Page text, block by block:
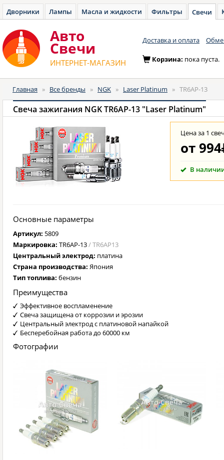
Дворники Лампы Масла и жидкости Фильтры Свечи
Авто
Cвечи
ИНТЕРНЕТ-МАГАЗИН
Доставка и оплата
Корзина: пока пуста.
Главная » Все бренды » NGK » Laser Platinum » TR6AP-13
Свеча зажигания NGK TR6AP-13 "Laser Platinum"
Цена за 1
от994
В
Основные параметры
Артикул: 5809
Маркировка: TR6AP-13/ TR6AP13
Центральный электрод: платина
Страна производства: Япония
Тип топлива: бензин
Преимущества
Эффективное воспламенение
Свеча защищена от коррозии и эрозии
Центральный электрод с платиновой напайкой
Бесперебойная работа до 60000 км
Фотографии